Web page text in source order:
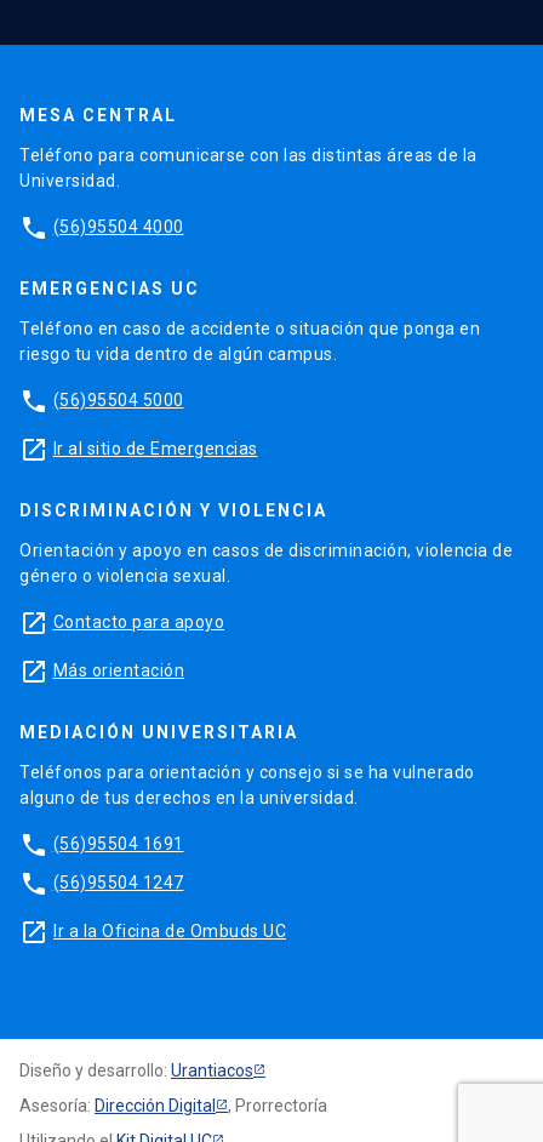
MESA CENTRAL
Teléfono para comunicarse con las distintas áreas de la
Universidad.
phone (56)95504 4000
EMERGENCIAS UC
Teléfono en caso de accidente o situación que ponga en
riesgo tu vida dentro de algún campus.
phone (56)95504 5000
launch Ir al sitio de Emergencias
DISCRIMINACIÓN Y VIOLENCIA
Orientación y apoyo en casos de discriminación, violencia de
género o violencia sexual.
launch Contacto para apoyo
launch Más orientación
MEDIACIÓN UNIVERSITARIA
Teléfonos para orientación y consejo si se ha vulnerado
alguno de tus derechos en la universidad.
phone (56)95504 1691
phone (56)95504 1247
launch Ir a la Oficina de Ombuds UC
Diseño y desarrollo: Urantiacos
Asesoría: Dirección Digital
, Prorrectoría